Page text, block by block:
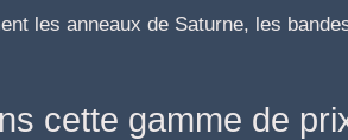
les anneaux de Saturne, les
cette gamme de